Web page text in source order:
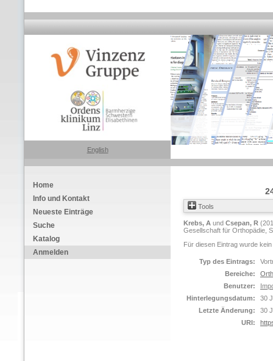
English
Home
Info und Kontakt
Neueste Einträge
Suche
Katalog
Anmelden
Tools
Krebs, A und Csepan, R
Gesellschaft für Orthopädie,
Für diesen Eintrag wurde
Typ des Eintrags:
Bereiche:
Benutzer:
Hinterlegungsdatum:
30
Letzte Änderung:
30
URI: